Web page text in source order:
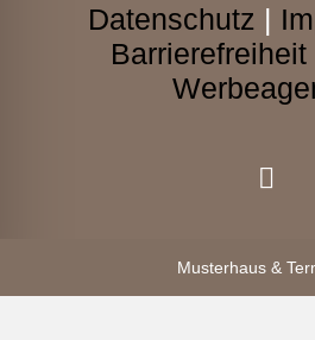
Datenschutz |
Barrierefreiheit
Musterhaus &